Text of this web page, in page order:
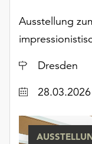
Einstellungen
über
die
Schaltfläche
„Auswählen“.
Weitere
finden
Sie
Ausstellung
Ort
Dresden
Datum28.03.2026